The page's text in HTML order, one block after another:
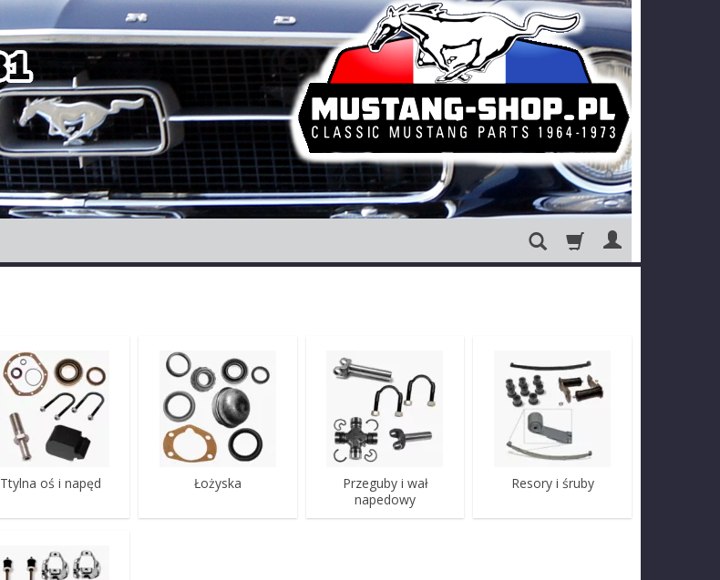
Ttylna oś i napęd Łożyska
Przeguby i wał
napedowy
Resory i śruby